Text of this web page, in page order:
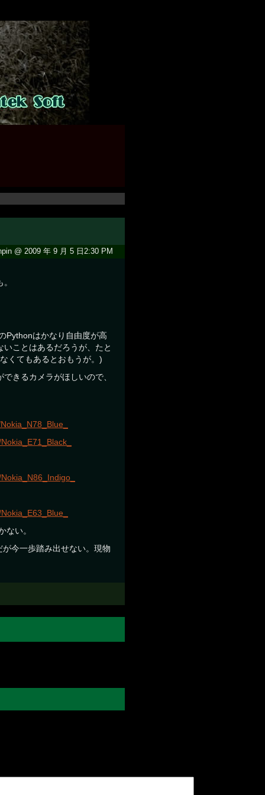
@ 2009 年 9 月 5 日2:30 PM
Pythonはかなり自由度が高
ことはあるだろうが、たと
くてもあるとおもうが。)
きるカメラがほしいので、
ない。
今一歩踏み出せない。現物